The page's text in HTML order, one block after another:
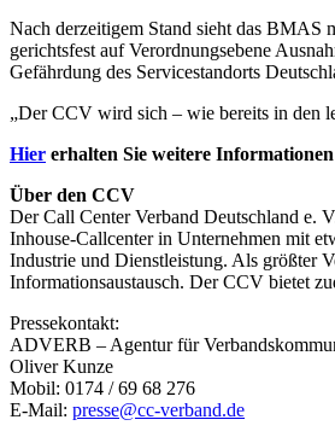
Nach derzeitigem Stand sieht das BMAS
gerichtsfest auf Verordnungsebene
Gefährdung des Servicestandorts
„Der CCV wird sich – wie bereits in den
Hier erhalten Sie weitere
Über den CCV
Der Call Center Verband Deutschland e.
Inhouse-Callcenter in Unternehmen mit
Industrie und Dienstleistung. Als größter
Informationsaustausch. Der CCV bietet
Pressekontakt:
ADVERB – Agentur für
Oliver Kunze
Mobil: 0174 / 69 68 276
E-Mail: presse@cc-verband.de